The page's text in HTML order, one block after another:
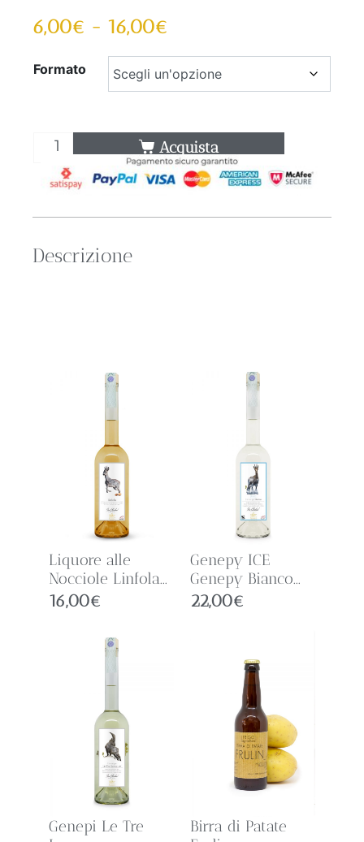
6,00€ - 16,00€
Formato
Acquista
Descrizione
Liquore alle
Nocciole Linfola...
16,00€
Genepy ICE
Genepy Bianco...
22,00€
Genepi Le Tre
Birra di Patate